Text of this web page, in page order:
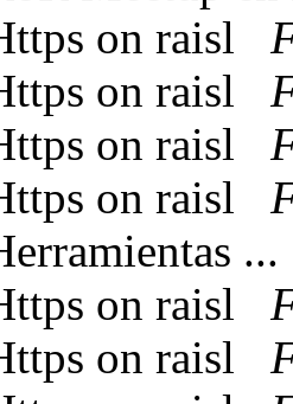
on raisl
on raisl
on raisl
on raisl
...
on raisl
on raisl